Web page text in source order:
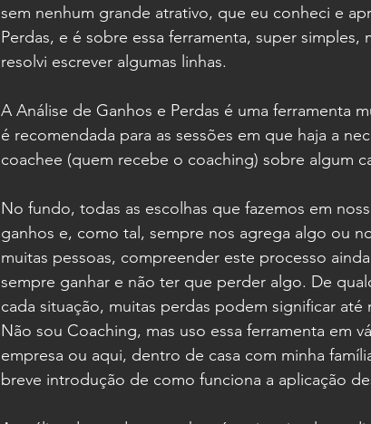
sem nenhum grande atrativo, que eu conheci e
Perdas, e é sobre essa ferramenta, super
resolvi escrever algumas linhas.
A Análise de Ganhos e Perdas é uma ferramenta
é recomendada para as sessões em que haja a
coachee (quem recebe o coaching) sobre algum
No fundo, todas as escolhas que fazemos em
ganhos e, como tal, sempre nos agrega algo ou
muitas pessoas, compreender este processo
sempre ganhar e não ter que perder algo. De
cada situação, muitas perdas podem significar
Não sou Coaching, mas uso essa ferramenta em
empresa ou aqui, dentro de casa com minha
breve introdução de como funciona a aplicação